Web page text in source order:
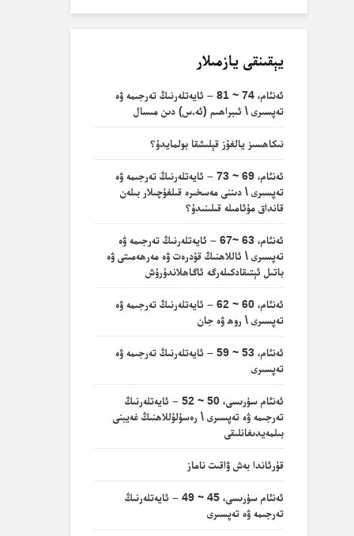
يېقىنقى يازمىلار
ئەنئام، 74 ~ 81 – ئايەتلەرنىڭ تەرجىمە ۋە
تەپسىرى \ ئىبراھىم (ئە.س) دىن مىسال
نىكاھسىز يالغۇز قېلىشقا بولمايدۇ؟
ئەنئام، 69 ~ 73 – ئايەتلەرنىڭ تەرجىمە ۋە
تەپسىرى \ دىننى مەسخىرە قىلغۇچىلار بىلەن
قانداق مۇئامىلە قىلىنىدۇ؟
ئەنئام، 63 ~67 – ئايەتلەرنىڭ تەرجىمە ۋە
تەپسىرى \ ئاللاھنىڭ قۇدرەت ۋە مەرھەمىتى ۋە
باتىل ئېتىقادكىلەرگە ئاگاھلاندۇرۇش
ئەنئام، 60 ~ 62 – ئايەتلەرنىڭ تەرجىمە ۋە
تەپسىرى \ روھ ۋە جان
ئەنئام، 53 ~ 59 – ئايەتلەرنىڭ تەرجىمە ۋە
تەپسىرى
ئەنئام سۈرىسى، 50 ~ 52 – ئايەتلەرنىڭ
تەرجىمە ۋە تەپسىرى \ رەسۇلۇللاھنىڭ غەيبنى
بىلمەيدىغانلىقى
قۇرئاندا بەش ۋاقىت ناماز
ئەنئام سۈرىسى، 45 ~ 49 – ئايەتلەرنىڭ
تەرجىمە ۋە تەپسىرى